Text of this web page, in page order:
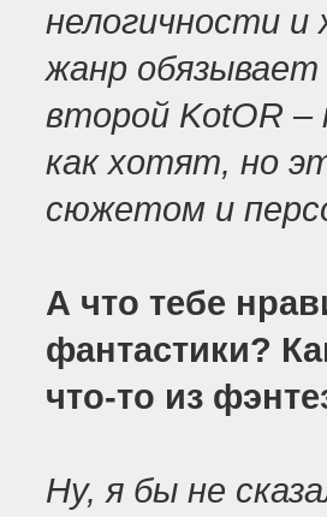
нелогичности и
жанр
второй KotOR
как хотят, но
сюжетом и
А что тебе
фантастики?
что-то из
Ну, я бы не